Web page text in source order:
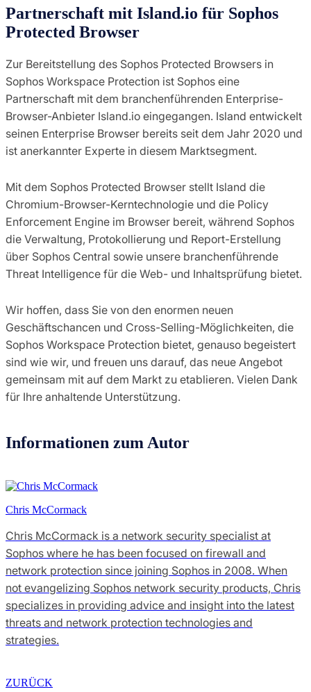
Partnerschaft mit Island.io für Sophos
Protected Browser
Zur Bereitstellung des Sophos Protected Browsers in
Sophos Workspace Protection ist Sophos eine
Partnerschaft mit dem branchenführenden Enterprise-
Browser-Anbieter Island.io eingegangen. Island entwickelt
seinen Enterprise Browser bereits seit dem Jahr 2020 und
ist anerkannter Experte in diesem Marktsegment.
Mit dem Sophos Protected Browser stellt Island die
Chromium-Browser-Kerntechnologie und die Policy
Enforcement Engine im Browser bereit, während Sophos
die Verwaltung, Protokollierung und Report-Erstellung
über Sophos Central sowie unsere branchenführende
Threat Intelligence für die Web- und Inhaltsprüfung bietet.
Wir hoffen, dass Sie von den enormen neuen
Geschäftschancen und Cross-Selling-Möglichkeiten, die
Sophos Workspace Protection bietet, genauso begeistert
sind wie wir, und freuen uns darauf, das neue Angebot
gemeinsam mit auf dem Markt zu etablieren. Vielen Dank
für Ihre anhaltende Unterstützung.
Informationen zum Autor
Chris McCormack
Chris McCormack is a network security specialist at
Sophos where he has been focused on firewall and
network protection since joining Sophos in 2008. When
not evangelizing Sophos network security products, Chris
specializes in providing advice and insight into the latest
threats and network protection technologies and
strategies.
ZURÜCK